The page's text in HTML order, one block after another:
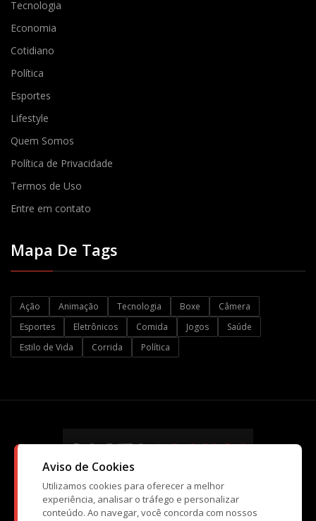
Tecnologia
Economia
Cotidiano
Política
Esportes
Lifestyle
Quem Somos
Política de Privacidade
Termos de Uso
Entre em contato
Mapa De Tags
Ação Animação Tecnologia Boxe
Câmera
Esportes
Eletrônicos Comida Jogos
Saúde
Estilo de Vida
Corrida Política
Aviso de Cookies
Utilizamos cookies para oferecer a melhor
experiência, analisar o tráfego e personalizar
conteúdo. Ao navegar, você concorda com nossos